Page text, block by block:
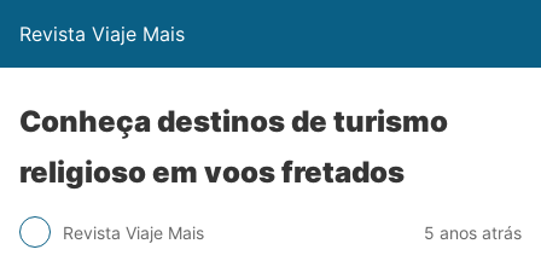
Revista Viaje Mais
Conheça destinos de turismo
religioso em voos fretados
Revista Viaje Mais 5 anos atrás